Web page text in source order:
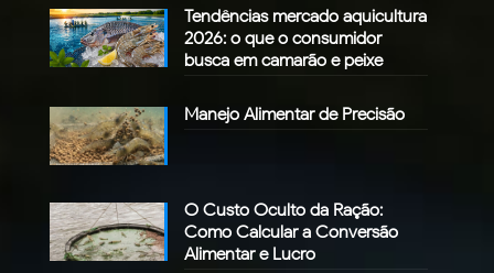
Tendências mercado aquicultura
2026: o que o consumidor
busca em camarão e peixe
Manejo Alimentar de Precisão
O Custo Oculto da Ração:
Como Calcular a Conversão
Alimentar e Lucro